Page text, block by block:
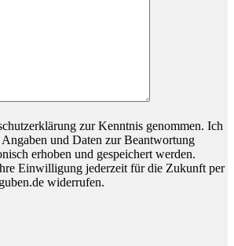
leer.
zur Kenntnis genommen. Ich
Angaben und Daten zur Beantwortung
erhoben und gespeichert werden.
Einwilligung jederzeit für die Zukunft per
widerrufen.